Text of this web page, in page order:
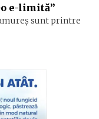
e-limită”
sunt printre